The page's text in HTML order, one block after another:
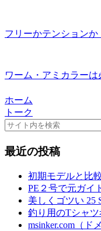
フリーかテンションか
ワーム・アミカラーは
ホーム
トーク
最近の投稿
初期モデルと比
PE２号で元ガイ
美しくゴツい 25
釣り用のTシャツ
msinker.com（ド